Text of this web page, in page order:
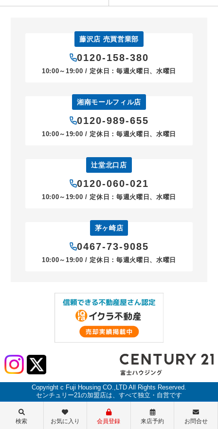
藤沢店 売買営業部
0120-158-380
10:00～19:00 / 定休日：毎週火曜日、水曜日
湘南モールフィル店
0120-989-655
10:00～19:00 / 定休日：毎週火曜日、水曜日
辻堂北口店
0120-060-021
10:00～19:00 / 定休日：毎週火曜日、水曜日
茅ヶ崎店
0467-73-9085
10:00～19:00 / 定休日：毎週火曜日、水曜日
Copyright c Fuji Housing CO.,LTD All Rights Reserved.
センチュリー21の加盟店は、すべて独立・自営です
検索 お気に入り 会員登録 来店予約 お問合せ